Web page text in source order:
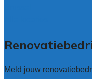
Meld jouw